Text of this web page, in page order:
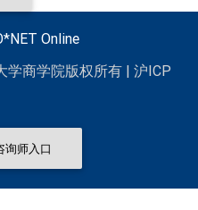
Online
商学院版权所有 | 沪ICP
询师入口